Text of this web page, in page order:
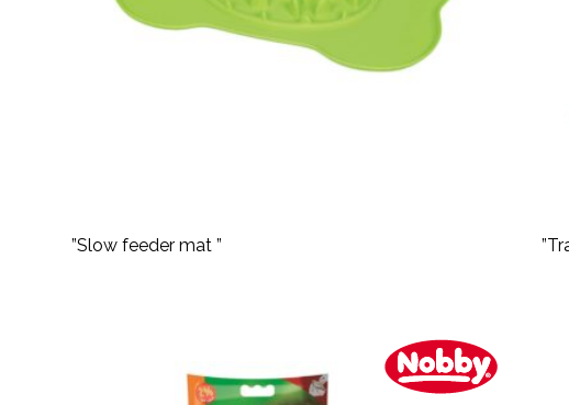
”Slow feeder mat ”